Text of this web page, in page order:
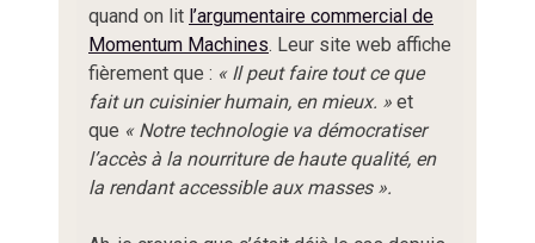
quand on lit l’argumentaire commercial de
Momentum Machines. Leur site web affiche
fièrement que : « Il peut faire tout ce que
fait un cuisinier humain, en mieux. » et
que « Notre technologie va démocratiser
l’accès à la nourriture de haute qualité, en
la rendant accessible aux masses ».